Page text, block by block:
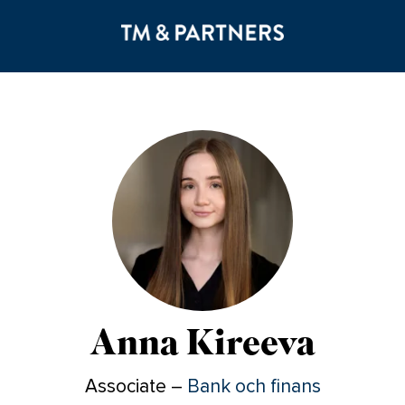
Anna Kireeva
Associate – Bank och finans